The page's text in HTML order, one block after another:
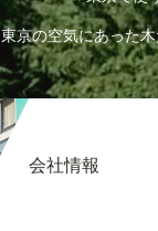
東京の空気にあった
会社情報